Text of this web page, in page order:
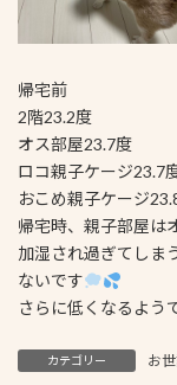
帰宅前
2階23.2度
オス部屋23.7度
ロコ親子ケージ23.7
おこめ親子ケージ
帰宅時、親子部屋は
加湿され過ぎてしま
ないです
さらに低くなるよう
カテゴリー お